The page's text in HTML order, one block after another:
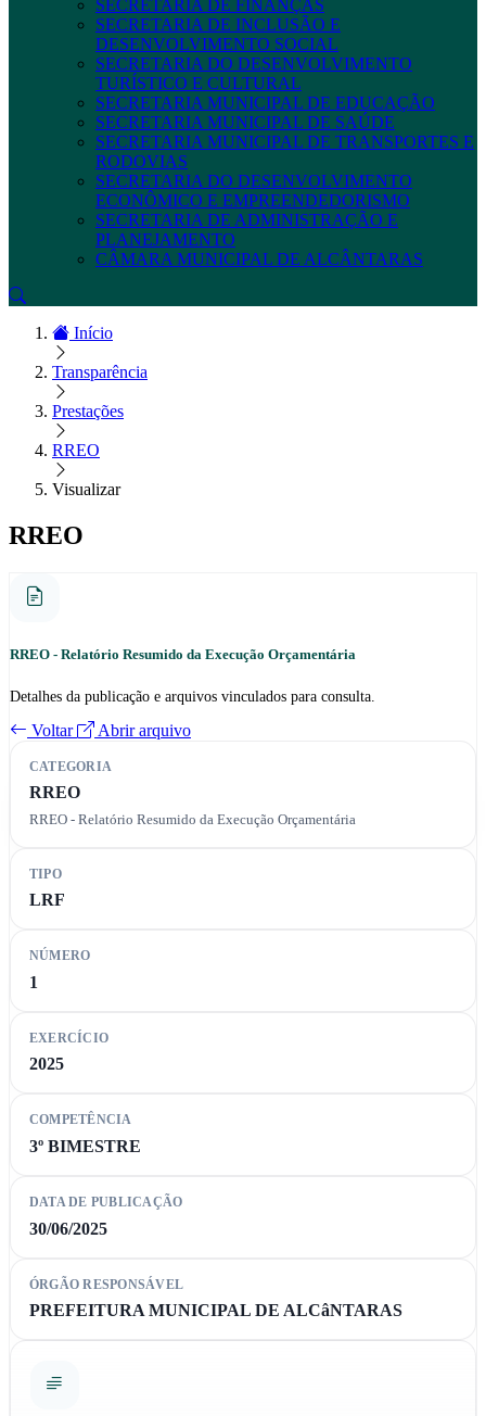
SECRETARIA DE FINANÇAS
SECRETARIA DE INCLUSÃO E
DESENVOLVIMENTO SOCIAL
SECRETARIA DO DESENVOLVIMENTO
TURÍSTICO E CULTURAL
SECRETARIA MUNICIPAL DE EDUCAÇÃO
SECRETARIA MUNICIPAL DE SAÚDE
SECRETARIA MUNICIPAL DE TRANSPORTES E
RODOVIAS
SECRETARIA DO DESENVOLVIMENTO
ECONÔMICO E EMPREENDEDORISMO
SECRETARIA DE ADMINISTRAÇÃO E
PLANEJAMENTO
CÂMARA MUNICIPAL DE ALCÂNTARAS
Início
Transparência
Prestações
RREO
Visualizar
RREO
RREO - Relatório Resumido da Execução Orçamentária
Detalhes da publicação e arquivos vinculados para consulta.
Voltar Abrir arquivo
CATEGORIA
RREO
RREO - Relatório Resumido da Execução Orçamentária
TIPO
LRF
NÚMERO
1
EXERCÍCIO
2025
COMPETÊNCIA
3º BIMESTRE
DATA DE PUBLICAÇÃO
30/06/2025
ÓRGÃO RESPONSÁVEL
PREFEITURA MUNICIPAL DE ALCâNTARAS